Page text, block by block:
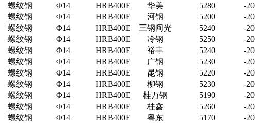
螺纹钢
Φ14 HRB400E 华美 5280 -20
螺纹钢
Φ14 HRB400E 河钢 5200 -20
螺纹钢
Φ14 HRB400E 三钢闽光 5240 -20
螺纹钢
Φ14 HRB400E 冷钢 5250 -20
螺纹钢
Φ14 HRB400E 裕丰 5240 -20
螺纹钢
Φ14 HRB400E 广钢 5230 -20
螺纹钢
Φ14 HRB400E 昆钢 5220 -20
螺纹钢
Φ14 HRB400E 柳钢 5230 -20
螺纹钢
Φ14 HRB400E 桂万钢 5190 -20
螺纹钢
Φ14 HRB400E 桂鑫 5260 -20
螺纹钢
Φ14 HRB400E 粤东 5170 -20